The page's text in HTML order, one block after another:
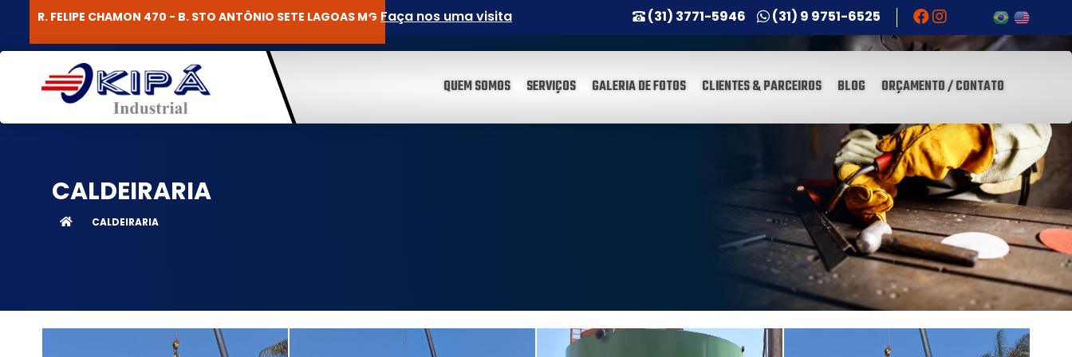
R. FELIPE CHAMON 470 - B. STO ANTÔNIO SETE LAGOAS MG Faça nos uma visita (31) 3771-5946 (31) 9 9751-6525
QUEM SOMOS SERVIÇOS GALERIA DE FOTOS CLIENTES & PARCEIROS BLOG ORÇAMENTO / CONTATO
CALDEIRARIA
CALDEIRARIA